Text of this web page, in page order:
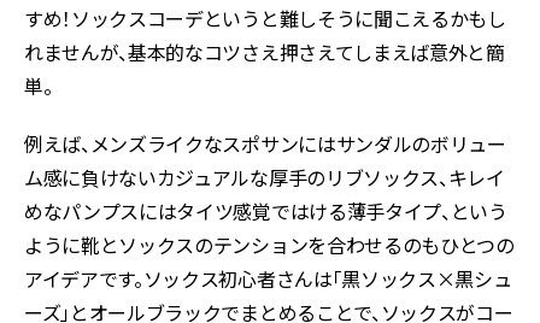
すめ！ソックスコーデというと難しそうに聞こえるかもし
れませんが、基本的なコツさえ押さえてしまえば意外と簡
単。
例えば、メンズライクなスポサンにはサンダルのボリュー
ム感に負けないカジュアルな厚手のリブソックス、キレイ
めなパンプスにはタイツ感覚ではける薄手タイプ、という
ように靴とソックスのテンションを合わせるのもひとつの
アイデアです。ソックス初心者さんは「黒ソックス×黒シュ
ーズ」とオールブラックでまとめることで、ソックスがコー